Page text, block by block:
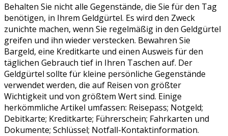
Behalten Sie nicht alle Gegenstände, die Sie für den Tag
benötigen, in Ihrem Geldgürtel. Es wird den Zweck
zunichte machen, wenn Sie regelmäßig in den Geldgürtel
greifen und ihn wieder verstecken. Bewahren Sie
Bargeld, eine Kreditkarte und einen Ausweis für den
täglichen Gebrauch tief in Ihren Taschen auf. Der
Geldgürtel sollte für kleine persönliche Gegenstände
verwendet werden, die auf Reisen von größter
Wichtigkeit und von größtem Wert sind. Einige
herkömmliche Artikel umfassen: Reisepass; Notgeld;
Debitkarte; Kreditkarte; Führerschein; Fahrkarten und
Dokumente; Schlüssel; Notfall-Kontaktinformation.